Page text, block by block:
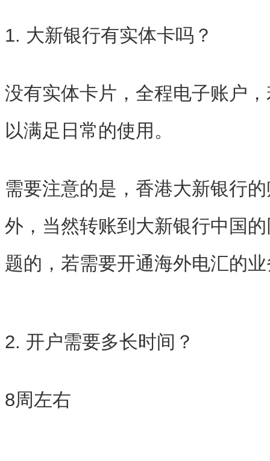
1. 大新银行有实体卡吗？
没有实体卡片，全程电子账户
以满足日常的使用。
需要注意的是，香港大新银行
外，当然转账到大新银行中国
题的，若需要开通海外电汇的
2. 开户需要多长时间？
8周左右